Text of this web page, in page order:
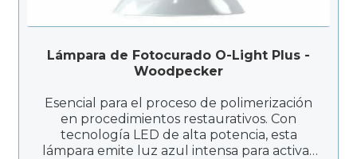
Lámpara de Fotocurado O-Light Plus -
Woodpecker
Esencial para el proceso de polimerización
en procedimientos restaurativos. Con
tecnología LED de alta potencia, esta
lámpara emite luz azul intensa para activar